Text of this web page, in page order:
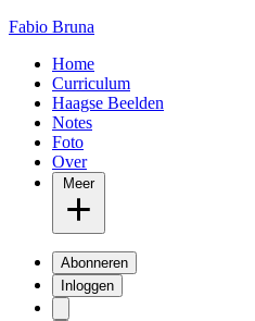
Fabio Bruna
Home
Curriculum
Haagse Beelden
Notes
Foto
Over
Meer
Abonneren
Inloggen